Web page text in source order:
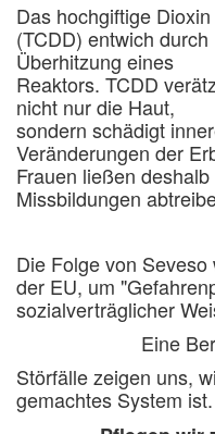
Das hochgiftige Dioxin
(TCDD) entwich durch
Überhitzung eines
Reaktors. TCDD
nicht nur die Haut,
sondern schädigt
Veränderungen der
Frauen ließen
Missbildungen
Die Folge von
der EU, um
sozialverträglicher
Eine
Störfälle zeigen uns,
gemachtes System ist.